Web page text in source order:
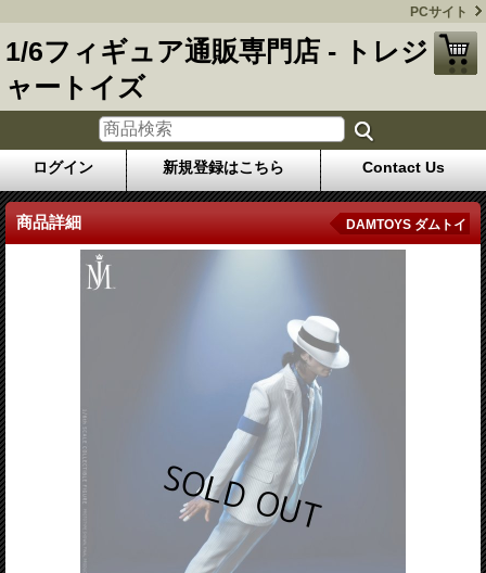
PCサイト
1/6フィギュア通販専門店 - トレジ
ャートイズ
ログイン 新規登録はこちら Contact Us
商品詳細 DAMTOYS ダムトイ